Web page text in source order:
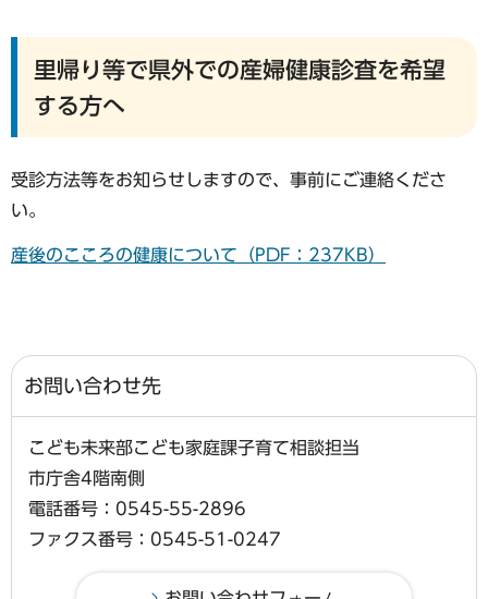
里帰り等で県外での産婦健康診査を希望
する方へ
受診方法等をお知らせしますので、事前にご連絡くださ
い。
産後のこころの健康について（PDF：237KB）
お問い合わせ先
こども未来部こども家庭課子育て相談担当
市庁舎4階南側
電話番号：0545-55-2896
ファクス番号：0545-51-0247